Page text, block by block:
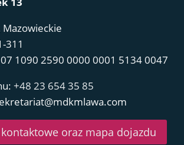
Mazowieckie
311
1090 2590 0000 0001 5134 0047
+48 23 654 35 85
oraz mapa dojazdu